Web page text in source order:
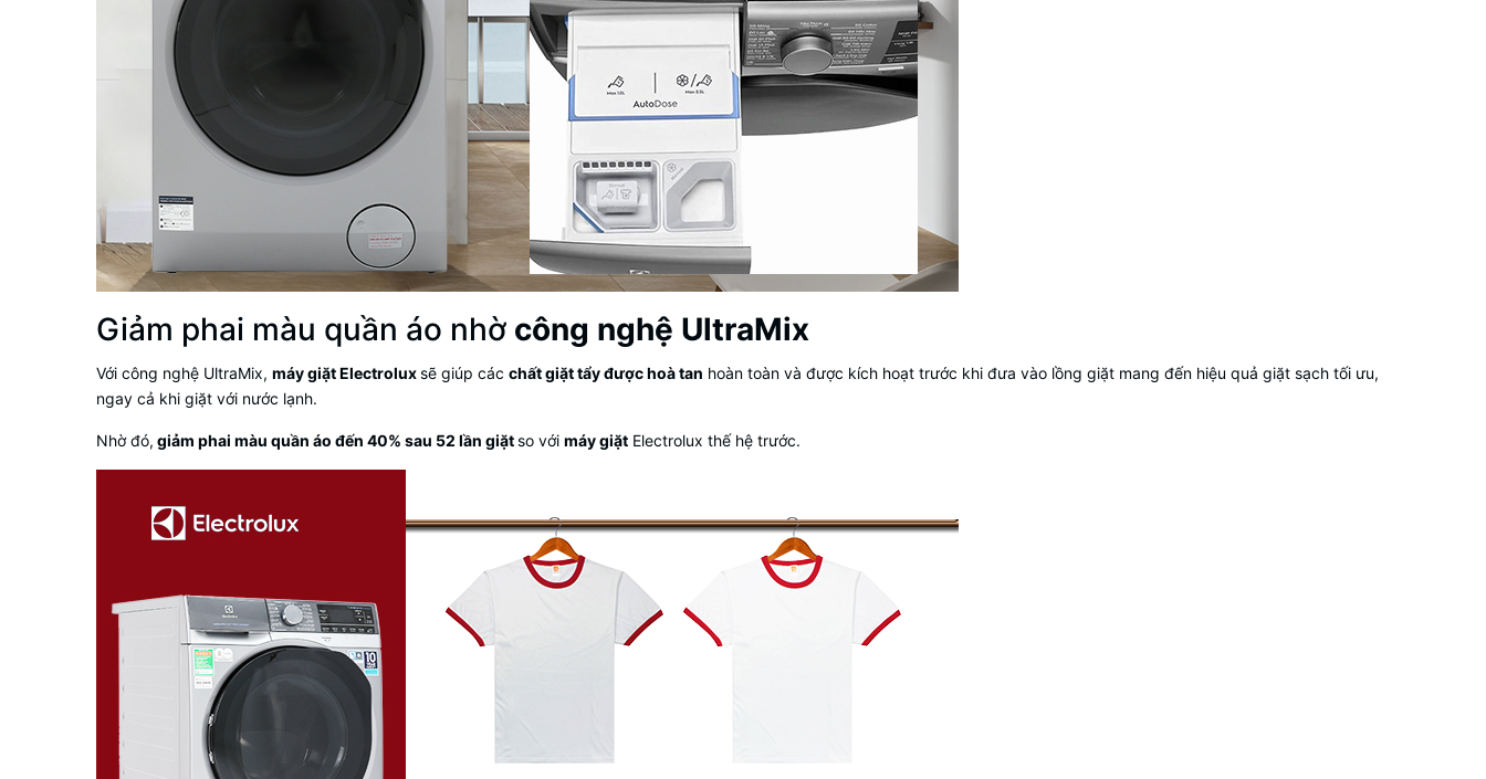
Giảm phai màu quần áo nhờ công nghệ UltraMix
Với công nghệ UltraMix, máy giặt Electroluxsẽ giúp các chất giặt tẩy được hoà tan hoàn toàn và được kích hoạt trước khi đưa vào lồng giặt mang đến hiệu quả giặt sạch tối ưu,
ngay cả khi giặt với nước lạnh.
Nhờ đó, giảm phai màu quần áo đến 40% sau 52 lần giặtso với máy giặt Electrolux thế hệ trước.